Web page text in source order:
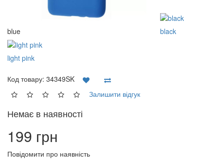
blue black
light pink
Код товару: 34349SK
Залишити відгук
Немає в наявності
199 грн
Повідомити про наявність